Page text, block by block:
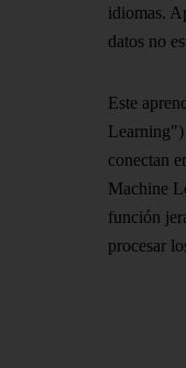
idiomas.
datos no
Este
Learning")
conectan
Machine
función
procesar